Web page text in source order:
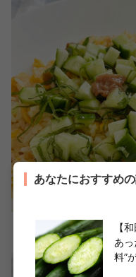
まずは、梅ペーストに
あなたにおすすめ
【
あ
料”